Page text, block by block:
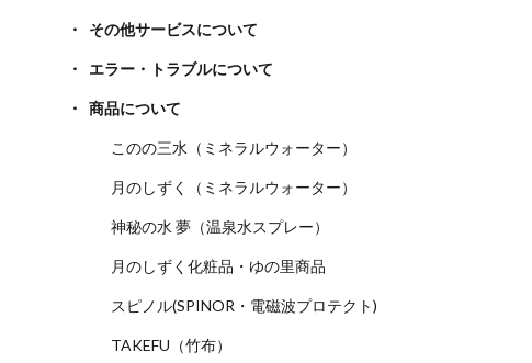
その他サービスについて
エラー・トラブルについて
商品について
このの三水（ミネラルウォーター）
月のしずく（ミネラルウォーター）
神秘の水 夢（温泉水スプレー）
月のしずく化粧品・ゆの里商品
スピノル(SPINOR・電磁波プロテクト)
TAKEFU（竹布）